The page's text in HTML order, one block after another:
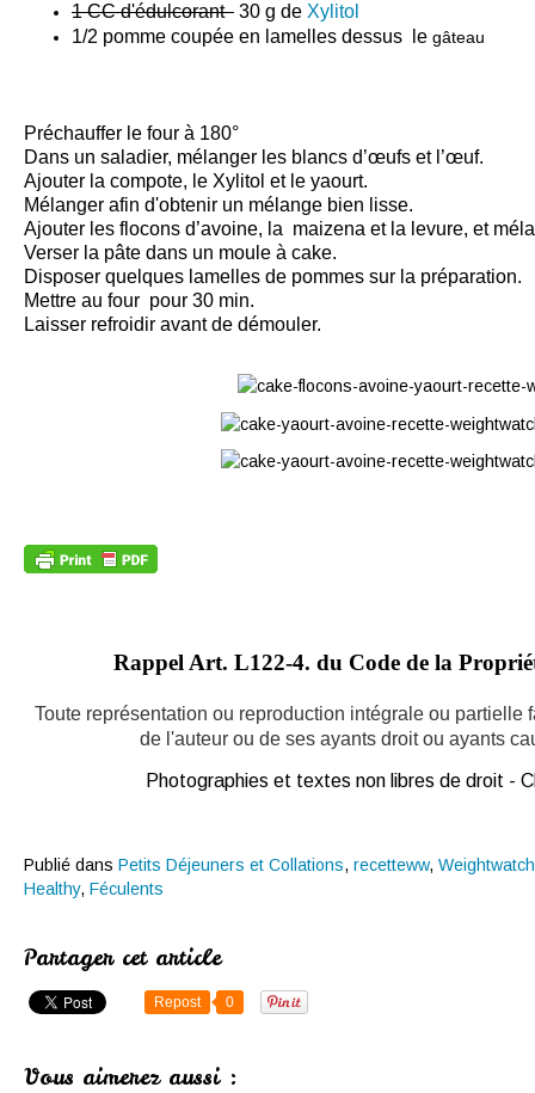
1 CC d'édulcorant 30 g de Xylitol
1/2 pomme coupée en lamelles dessus le gâteau
Préchauffer le four à 180°
Dans un saladier, mélanger les blancs d’œufs et l’œuf.
Ajouter la compote, le Xylitol et le yaourt.
Mélanger afin d'obtenir un mélange bien lisse.
Ajouter les flocons d’avoine, la maizena et la levure, et
Verser la pâte dans un moule à cake.
Disposer quelques lamelles de pommes sur la préparation.
Mettre au four pour 30 min.
Laisser refroidir avant de démouler.
Rappel Art. L122-4. du Code de la
Toute représentation ou reproduction intégrale ou partielle
de l'auteur ou de ses ayants droit ou ayants
Photographies et textes non libres de droit -
Publié dans Petits Déjeuners et Collations, recetteww,
Healthy, Féculents
Partager cet article
Repost 0
Vous aimerez aussi :